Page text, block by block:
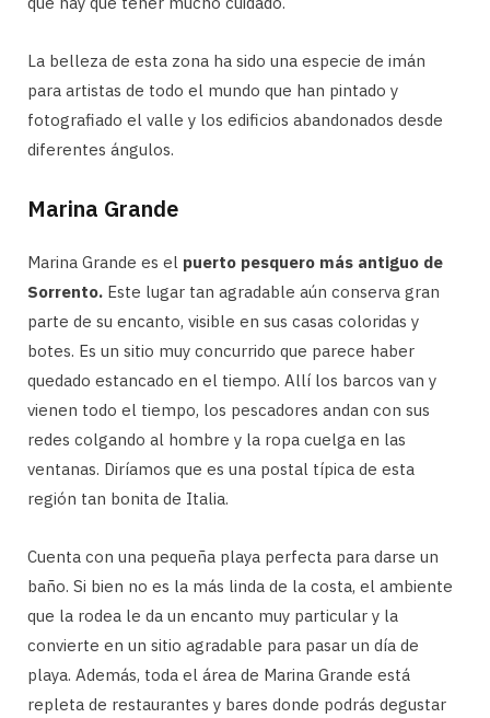
La belleza de esta zona ha sido una especie de imán
para artistas de todo el mundo que han pintado y
fotografiado el valle y los edificios abandonados desde
diferentes ángulos.
Marina Grande
Marina Grande es el puerto pesquero más antiguo de
Sorrento. Este lugar tan agradable aún conserva gran
parte de su encanto, visible en sus casas coloridas y
botes. Es un sitio muy concurrido que parece haber
quedado estancado en el tiempo. Allí los barcos van y
vienen todo el tiempo, los pescadores andan con sus
redes colgando al hombre y la ropa cuelga en las
ventanas. Diríamos que es una postal típica de esta
región tan bonita de Italia.
Cuenta con una pequeña playa perfecta para darse un
baño. Si bien no es la más linda de la costa, el ambiente
que la rodea le da un encanto muy particular y la
convierte en un sitio agradable para pasar un día de
playa. Además, toda el área de Marina Grande está
repleta de restaurantes y bares donde podrás degustar